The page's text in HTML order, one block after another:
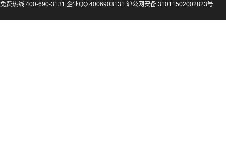
免费热线:400-690-3131 企业QQ:4006903131 沪公网安备 31011502002823号